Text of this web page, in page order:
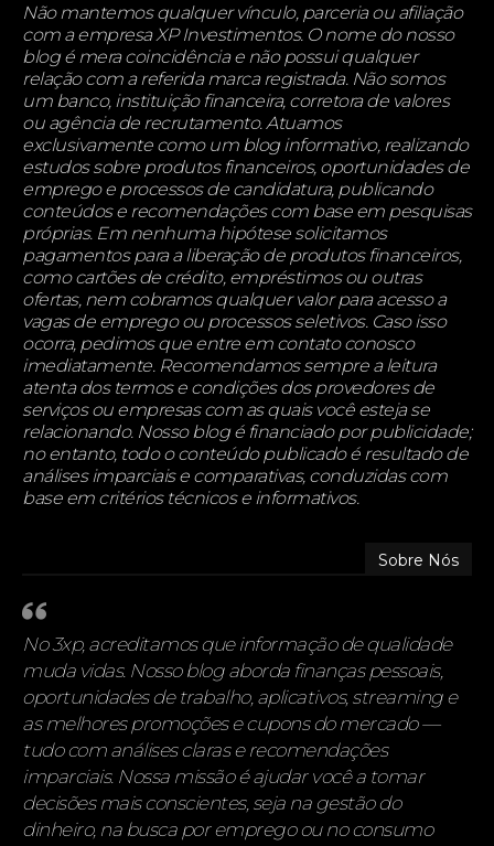
Não mantemos qualquer vínculo, parceria ou afiliação
com a empresa XP Investimentos. O nome do nosso
blog é mera coincidência e não possui qualquer
relação com a referida marca registrada. Não somos
um banco, instituição financeira, corretora de valores
ou agência de recrutamento. Atuamos
exclusivamente como um blog informativo, realizando
estudos sobre produtos financeiros, oportunidades de
emprego e processos de candidatura, publicando
conteúdos e recomendações com base em pesquisas
próprias. Em nenhuma hipótese solicitamos
pagamentos para a liberação de produtos financeiros,
como cartões de crédito, empréstimos ou outras
ofertas, nem cobramos qualquer valor para acesso a
vagas de emprego ou processos seletivos. Caso isso
ocorra, pedimos que entre em contato conosco
imediatamente. Recomendamos sempre a leitura
atenta dos termos e condições dos provedores de
serviços ou empresas com as quais você esteja se
relacionando. Nosso blog é financiado por publicidade;
no entanto, todo o conteúdo publicado é resultado de
análises imparciais e comparativas, conduzidas com
base em critérios técnicos e informativos.
Sobre Nós
No 3xp, acreditamos que informação de qualidade
muda vidas. Nosso blog aborda finanças pessoais,
oportunidades de trabalho, aplicativos, streaming e
as melhores promoções e cupons do mercado —
tudo com análises claras e recomendações
imparciais. Nossa missão é ajudar você a tomar
decisões mais conscientes, seja na gestão do
dinheiro, na busca por emprego ou no consumo